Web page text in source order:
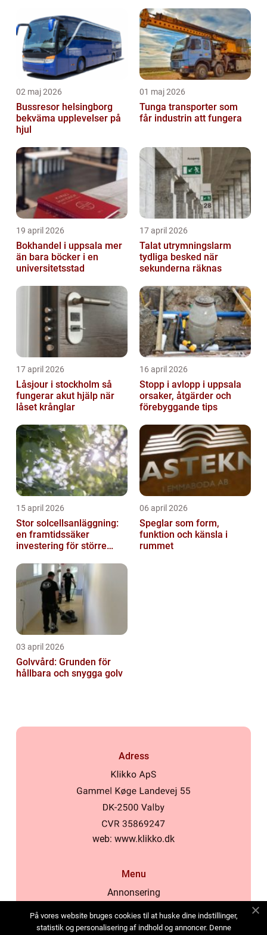
semesterfirare
02 maj 2026
Bussresor helsingborg
bekväma upplevelser på
hjul
01 maj 2026
Tunga transporter som
får industrin att fungera
19 april 2026
Bokhandel i uppsala mer
än bara böcker i en
universitetsstad
17 april 2026
Talat utrymningslarm
tydliga besked när
sekunderna räknas
17 april 2026
Låsjour i stockholm så
fungerar akut hjälp när
låset krånglar
16 april 2026
Stopp i avlopp i uppsala
orsaker, åtgärder och
förebyggande tips
15 april 2026
Stor solcellsanläggning:
en framtidssäker
investering för större
06 april 2026
Speglar som form,
funktion och känsla i
rummet
03 april 2026
Golvvård: Grunden för
hållbara och snygga golv
Adress
web: www.klikko.dk
Menu
Annonsering
Cookies
På vores website bruges cookies til at huske dine indstillinger,
statistik og personalisering af indhold og annoncer. Denne